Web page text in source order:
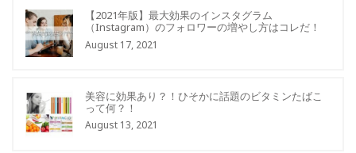
【2021年版】最大効果のインスタグラム
（Instagram）のフォロワーの増やし方はコレだ！
August 17, 2021
美容に効果あり？！ひそかに話題のビタミンたばこ
って何？！
August 13, 2021